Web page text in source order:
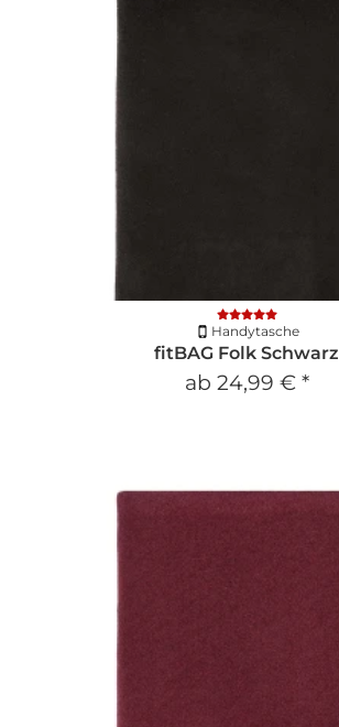
Handytasche
fitBAG Folk Schwarz
ab 24,99 € *